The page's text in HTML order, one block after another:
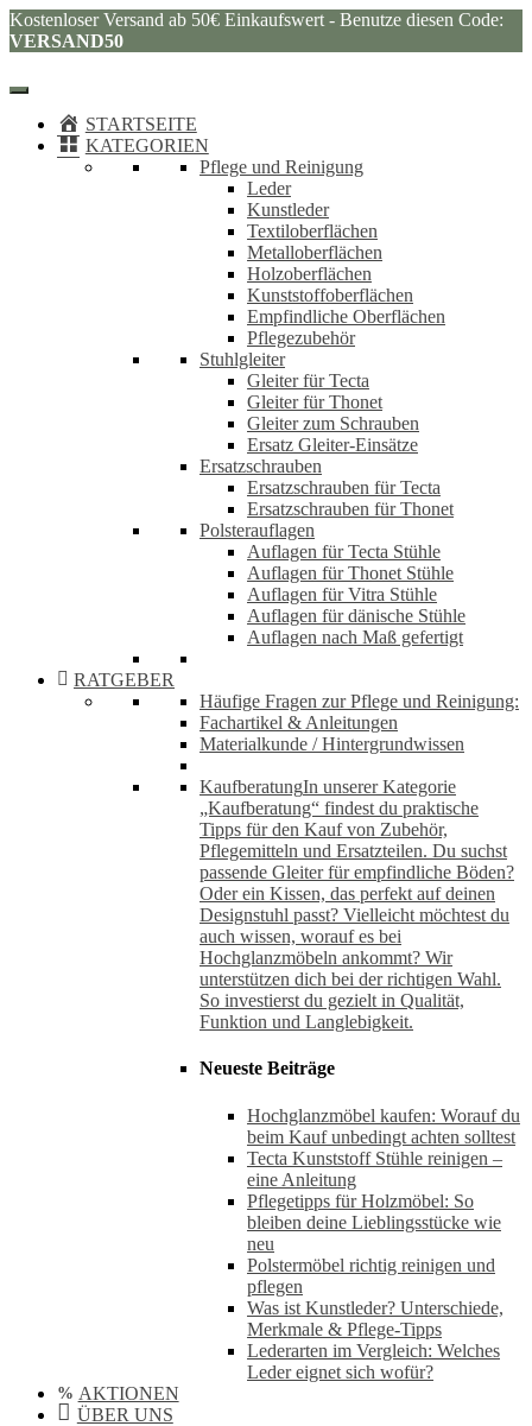
Kostenloser Versand ab 50€ Einkaufswert - Benutze diesen Code:
VERSAND50
STARTSEITE
KATEGORIEN
Pflege und Reinigung
Leder
Kunstleder
Textiloberflächen
Metalloberflächen
Holzoberflächen
Kunststoffoberflächen
Empfindliche Oberflächen
Pflegezubehör
Stuhlgleiter
Gleiter für Tecta
Gleiter für Thonet
Gleiter zum Schrauben
Ersatz Gleiter-Einsätze
Ersatzschrauben
Ersatzschrauben für Tecta
Ersatzschrauben für Thonet
Polsterauflagen
Auflagen für Tecta Stühle
Auflagen für Thonet Stühle
Auflagen für Vitra Stühle
Auflagen für dänische Stühle
Auflagen nach Maß gefertigt
RATGEBER
Häufige Fragen zur Pflege und Reinigung:
Fachartikel & Anleitungen
Materialkunde / Hintergrundwissen
KaufberatungIn unserer Kategorie
„Kaufberatung“ findest du praktische
Tipps für den Kauf von Zubehör,
Pflegemitteln und Ersatzteilen. Du suchst
passende Gleiter für empfindliche Böden?
Oder ein Kissen, das perfekt auf deinen
Designstuhl passt? Vielleicht möchtest du
auch wissen, worauf es bei
Hochglanzmöbeln ankommt? Wir
unterstützen dich bei der richtigen Wahl.
So investierst du gezielt in Qualität,
Funktion und Langlebigkeit.
Neueste Beiträge
Hochglanzmöbel kaufen: Worauf du
beim Kauf unbedingt achten solltest
Tecta Kunststoff Stühle reinigen –
eine Anleitung
Pflegetipps für Holzmöbel: So
bleiben deine Lieblingsstücke wie
neu​
Polstermöbel richtig reinigen und
pflegen
Was ist Kunstleder? Unterschiede,
Merkmale & Pflege-Tipps
Lederarten im Vergleich: Welches
Leder eignet sich wofür?
AKTIONEN
ÜBER UNS